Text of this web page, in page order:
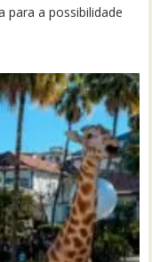
para a possibilidade